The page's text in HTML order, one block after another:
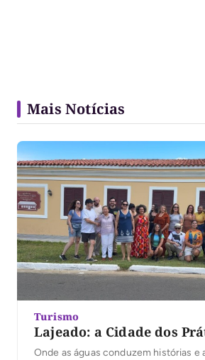
Mais Notícias
Turismo
Lajeado: a Cidade dos
Onde as águas conduzem histórias e